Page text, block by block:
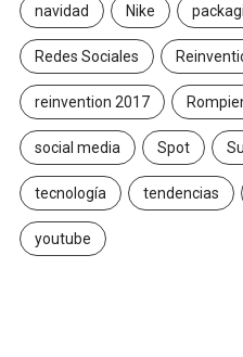
navidad Nike
Redes Sociales
reinvention 2017
social media Spot
tecnología tendencias
youtube